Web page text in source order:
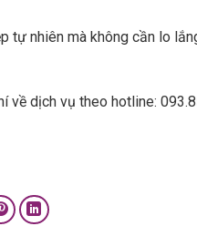
tự nhiên mà không cần lo
về dịch vụ theo hotline: